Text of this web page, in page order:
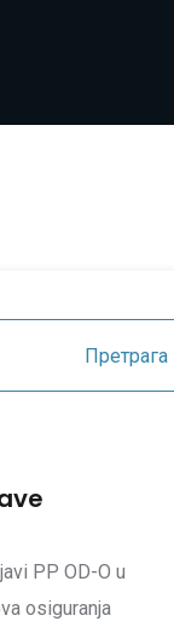
Претрага
PP OD-O u
osiguranja